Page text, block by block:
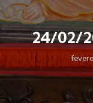
24/02/